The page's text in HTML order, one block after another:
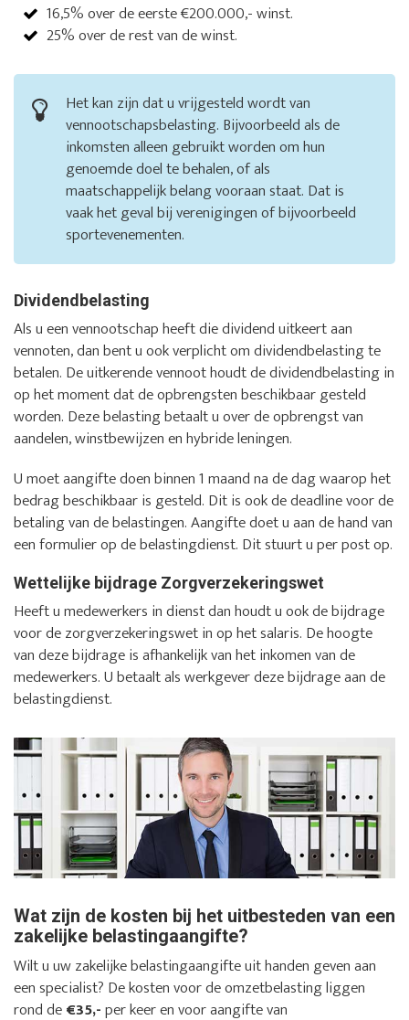
16,5% over de eerste €200.000,- winst.
25% over de rest van de winst.
Het kan zijn dat u vrijgesteld wordt van
vennootschapsbelasting. Bijvoorbeeld als de
inkomsten alleen gebruikt worden om hun
genoemde doel te behalen, of als
maatschappelijk belang vooraan staat. Dat is
vaak het geval bij verenigingen of bijvoorbeeld
sportevenementen.
Dividendbelasting
Als u een vennootschap heeft die dividend uitkeert aan
vennoten, dan bent u ook verplicht om dividendbelasting te
betalen. De uitkerende vennoot houdt de dividendbelasting in
op het moment dat de opbrengsten beschikbaar gesteld
worden. Deze belasting betaalt u over de opbrengst van
aandelen, winstbewijzen en hybride leningen.
U moet aangifte doen binnen 1 maand na de dag waarop het
bedrag beschikbaar is gesteld. Dit is ook de deadline voor de
betaling van de belastingen. Aangifte doet u aan de hand van
een formulier op de belastingdienst. Dit stuurt u per post op.
Wettelijke bijdrage Zorgverzekeringswet
Heeft u medewerkers in dienst dan houdt u ook de bijdrage
voor de zorgverzekeringswet in op het salaris. De hoogte
van deze bijdrage is afhankelijk van het inkomen van de
medewerkers. U betaalt als werkgever deze bijdrage aan de
belastingdienst.
Wat zijn de kosten bij het uitbesteden van een
zakelijke belastingaangifte?
Wilt u uw zakelijke belastingaangifte uit handen geven aan
een specialist? De kosten voor de omzetbelasting liggen
rond de€35,-per keer en voor aangifte van